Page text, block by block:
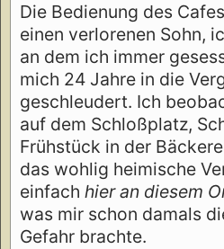
Die Bedienung des
einen verlorenen Sohn,
an dem ich immer
mich 24 Jahre in die
geschleudert. Ich
auf dem Schloßplatz,
Frühstück in der
das wohlig heimische
einfach hier an diesem
was mir schon damals
Gefahr brachte.